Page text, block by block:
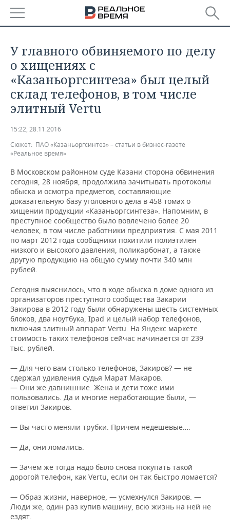
ТАТАРСТАН
УДМУРТИЯ
НОВОСТИ
АНАЛИТИКА
НОВОСТИ АНАЛИТИКИ
ДЕКЛАРАЦИИ О ДОХОДАХ
КОРОЛИ ГОСЗАКАЗА ПФО
ВУЗЫ ТАТАРСТАНА
КОМУ ПРИНАДЛЕЖАТ
ТОРГОВЫЕ ЦЕНТРЫ
ТАТАРСТАНА
ЭКОНОМИКА
НОВОСТИ ЭКОНОМИКИ
ФИНАНСЫ
БАНКИ
БЮДЖЕТ
ИНВЕСТИЦИИ
ПРОМЫШЛЕННОСТЬ
НОВОСТИ
АГРОПРОМ
МАШИНОСТРОЕНИЕ
НЕФТЕХИМИЯ
НЕФТЬ
ЭНЕРГЕТИКА
НЕДВИЖИМОСТЬ
НОВОСТИ НЕДВИЖИМОСТИ
АВТО
НОВОСТИ АВТО
БИЗНЕС
НОВОСТИ БИЗНЕСА
РОЗНИЧНАЯ ТОРГОВЛЯ
ТРАНСПОРТ
УСЛУГИ
ТЕХНОЛОГИИ
НОВОСТИ ТЕХНОЛОГИЙ
IT
МЕДИА
ТЕЛЕКОММУНИКАЦИИ
МЕРОПРИЯТИЯ
НОВОСТИ МЕРОПРИЯТИЙ
ВЫЕЗДНАЯ РЕДАКЦИЯ
БИЗНЕС-БРАНЧИ
ONLINE-КОНФЕРЕНЦИИ
ОТКРЫТАЯ ЛЕКЦИЯ
СПОРТ
НОВОСТИ СПОРТА
ФУТБОЛ
ХОККЕЙ
БАСКЕТБОЛ
ВОЛЕЙБОЛ
КИБЕРСПОРТ
ВОДНЫЕ ВИДЫ СПОРТА
ОБЩЕСТВО
НОВОСТИ ОБЩЕСТВА
ВЛАСТЬ
ИНФРАСТРУКТУРА
ИСТОРИЯ
ФОТОГАЛЕРЕЯ
СЮЖЕТЫ
СПРАВОЧНИК
СПИСОК ПЕРСОН
СПИСОК КОМПАНИЙ
ПОЛНАЯ ВЕРСИЯ
У главного обвиняемого по делу
о хищениях с
«Казаньоргсинтеза» был целый
склад телефонов, в том числе
элитный Vertu
15:22, 28.11.2016
Сюжет: ПАО «Казаньоргсинтез» – статьи в бизнес-газете
«Реальное время»
В Московском районном суде Казани сторона обвинения
сегодня, 28 ноября, продолжила зачитывать протоколы
обыска и осмотра предметов, составляющие
доказательную базу уголовного дела в 458 томах о
хищении продукции «Казаньоргсинтеза». Напомним, в
преступное сообщество было вовлечено более 20
человек, в том числе работники предприятия. С мая 2011
по март 2012 года сообщники похитили полиэтилен
низкого и высокого давления, поликарбонат, а также
другую продукцию на общую сумму почти 340 млн
рублей.
Сегодня выяснилось, что в ходе обыска в доме одного из
организаторов преступного сообщества Закарии
Закирова в 2012 году были обнаружены шесть системных
блоков, два ноутбука, Ipad и целый набор телефонов,
включая элитный аппарат Vertu. На Яндекс.маркете
стоимость таких телефонов сейчас начинается от 239
тыс. рублей.
— Для чего вам столько телефонов, Закиров? — не
сдержал удивления судья Марат Макаров.
— Они же давнишние. Жена и дети тоже ими
пользовались. Да и многие неработающие были, —
ответил Закиров.
— Вы часто меняли трубки. Причем недешевые….
— Да, они ломались.
— Зачем же тогда надо было снова покупать такой
дорогой телефон, как Vertu, если он так быстро ломается?
— Образ жизни, наверное, — усмехнулся Закиров. —
Люди же, один раз купив машину, всю жизнь на ней не
ездят.